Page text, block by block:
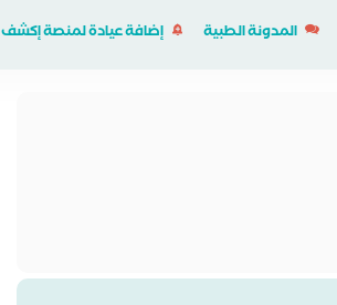
المدونة الطبية إضافة عيادة لمنصة إكشف